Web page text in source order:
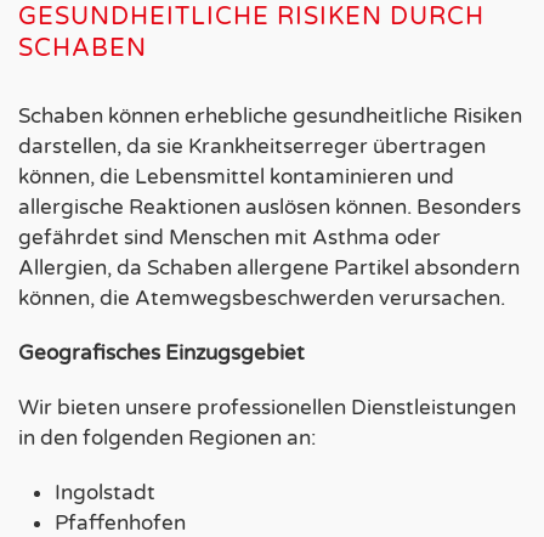
GESUNDHEITLICHE RISIKEN DURCH
SCHABEN
Schaben können erhebliche gesundheitliche Risiken
darstellen, da sie Krankheitserreger übertragen
können, die Lebensmittel kontaminieren und
allergische Reaktionen auslösen können. Besonders
gefährdet sind Menschen mit Asthma oder
Allergien, da Schaben allergene Partikel absondern
können, die Atemwegsbeschwerden verursachen.
Geografisches Einzugsgebiet
Wir bieten unsere professionellen Dienstleistungen
in den folgenden Regionen an:
Ingolstadt
Pfaffenhofen